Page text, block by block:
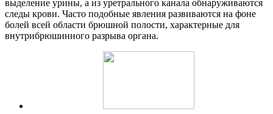
выделение урины, а из уретрального канала обнаруживаются
следы крови. Часто подобные явления развиваются на фоне
болей всей области брюшной полости, характерные для
внутрибрюшинного разрыва органа.